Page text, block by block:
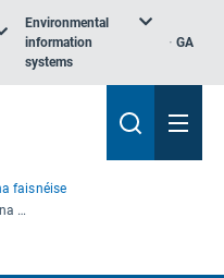
Environmental
information
systems
GA
faisnéise
Bosca Uirlisí um Ghníomhú ar son na hAeráide le haghaidh Cúram Sláinte